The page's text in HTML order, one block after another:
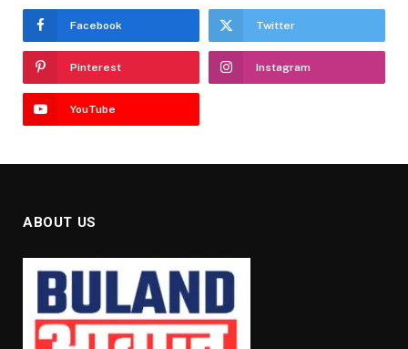
Facebook Twitter
Pinterest Instagram
YouTube
ABOUT US